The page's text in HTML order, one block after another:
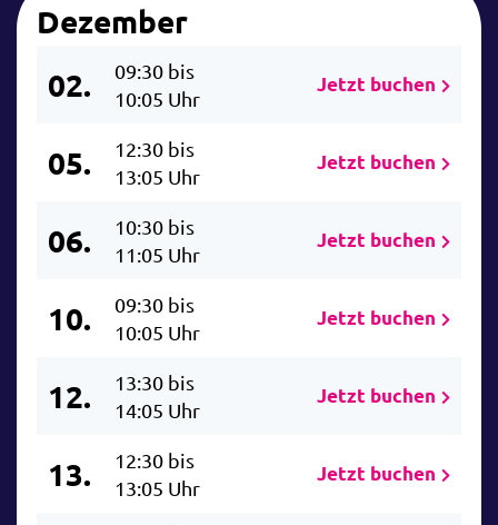
Dezember
02.
09:30 bis
10:05 Uhr
Jetzt buchen
05.
12:30 bis
13:05 Uhr
Jetzt buchen
06.
10:30 bis
11:05 Uhr
Jetzt buchen
10.
09:30 bis
10:05 Uhr
Jetzt buchen
12.
13:30 bis
14:05 Uhr
Jetzt buchen
13.
12:30 bis
13:05 Uhr
Jetzt buchen